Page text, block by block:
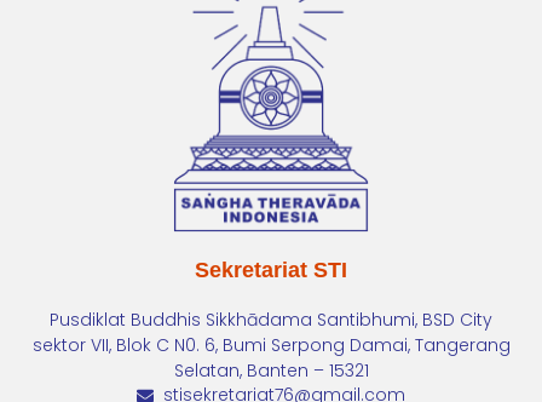
Sekretariat STI
Pusdiklat Buddhis Sikkhādama Santibhumi, BSD City
sektor VII, Blok C N0. 6, Bumi Serpong Damai, Tangerang
Selatan, Banten – 15321
stisekretariat76@gmail.com